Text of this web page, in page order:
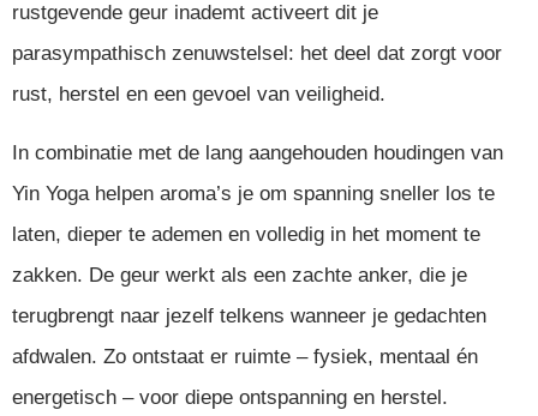
rustgevende geur inademt activeert dit je
parasympathisch zenuwstelsel: het deel dat zorgt voor
rust, herstel en een gevoel van veiligheid.
In combinatie met de lang aangehouden houdingen van
Yin Yoga helpen aroma’s je om spanning sneller los te
laten, dieper te ademen en volledig in het moment te
zakken. De geur werkt als een zachte anker, die je
terugbrengt naar jezelf telkens wanneer je gedachten
afdwalen. Zo ontstaat er ruimte – fysiek, mentaal én
energetisch – voor diepe ontspanning en herstel.